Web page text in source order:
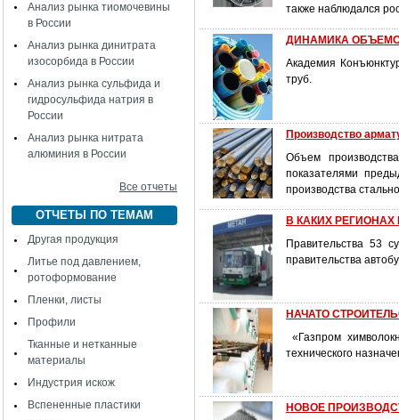
Анализ рынка тиомочевины
в России
Анализ рынка динитрата
изосорбида в России
Анализ рынка сульфида и
гидросульфида натрия в
России
Анализ рынка нитрата
алюминия в России
Все отчеты
ОТЧЕТЫ ПО ТЕМАМ
Другая продукция
Литье под давлением,
ротоформование
Пленки, листы
Профили
Тканные и нетканные
материалы
Индустрия искож
Вспененные пластики
также наблюдался
ДИНАМИКА
Академия
труб.
Производство
Объем
показателями
производства
В КАКИХ
Правительства 53
правительства
НАЧАТО
«Газпром
технического
НОВОЕ